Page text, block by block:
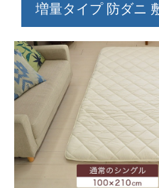
増量タイプ 防ダニ